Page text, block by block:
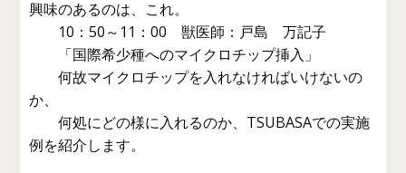
興味のあるのは、これ。
10：50～11：00 獣医師：戸島 万記子
「国際希少種へのマイクロチップ挿入」
何故マイクロチップを入れなければいけないの
か、
何処にどの様に入れるのか、TSUBASAでの実施
例を紹介します。